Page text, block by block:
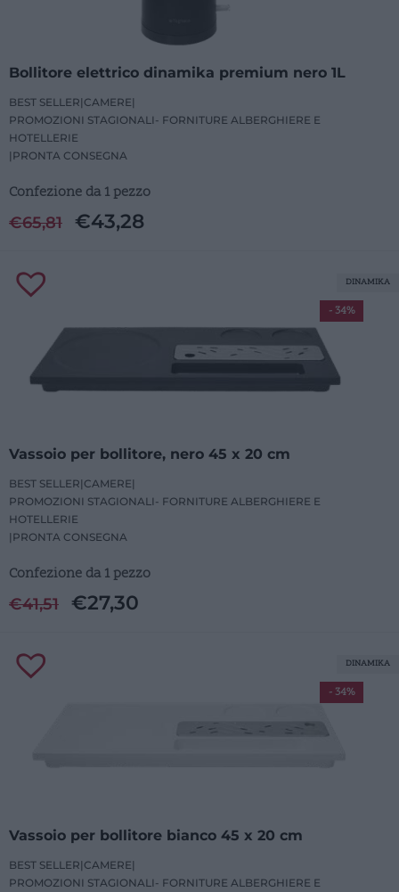
Bollitore elettrico dinamika premium nero 1L
BEST SELLER| CAMERE|
PROMOZIONI STAGIONALI- FORNITURE ALBERGHIERE E
HOTELLERIE
| PRONTA CONSEGNA
Confezione da 1 pezzo
€65,81 €43,28
Vassoio per bollitore, nero 45 x 20 cm
BEST SELLER| CAMERE|
PROMOZIONI STAGIONALI- FORNITURE ALBERGHIERE E
HOTELLERIE
| PRONTA CONSEGNA
Confezione da 1 pezzo
€41,51 €27,30
- 34%
DINAMIKA
Vassoio per bollitore bianco 45 x 20 cm
BEST SELLER| CAMERE|
PROMOZIONI STAGIONALI- FORNITURE ALBERGHIERE E
- 34%
DINAMIKA